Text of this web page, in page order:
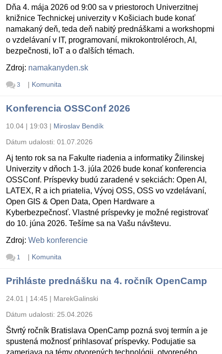
Dňa 4. mája 2026 od 9:00 sa v priestoroch Univerzitnej
knižnice Technickej univerzity v Košiciach bude konať
namakaný deň, teda deň nabitý prednáškami a workshopmi
o vzdelávaní v IT, programovaní, mikrokontroléroch, AI,
bezpečnosti, IoT a o ďalších témach.
Zdroj: namakanyden.sk
3 | Komunita
Konferencia OSSConf 2026
10.04 | 19:03 | Miroslav Bendík
Dátum udalosti: 01.07.2026
Aj tento rok sa na Fakulte riadenia a informatiky Žilinskej
Univerzity v dňoch 1-3. júla 2026 bude konať konferencia
OSSConf. Príspevky budú zaradené v sekciách: Open AI,
LATEX, R a ich priatelia, Vývoj OSS, OSS vo vzdelávaní,
Open GIS & Open Data, Open Hardware a
Kyberbezpečnosť. Vlastné príspevky je možné registrovať
do 10. júna 2026. Tešíme sa na Vašu návštevu.
Zdroj: Web konferencie
1 | Komunita
Prihláste prednášku na 4. ročník OpenCamp
24.01 | 14:45 | MarekGalinski
Dátum udalosti: 25.04.2026
Štvrtý ročník Bratislava OpenCamp pozná svoj termín a je
spustená možnosť prihlasovať príspevky. Podujatie sa